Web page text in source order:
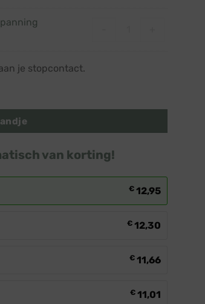
je stopcontact.
180 lampjes · Dimbaar aantal
van korting!
€ 12,95
€ 12,30
€ 11,66
€ 11,01